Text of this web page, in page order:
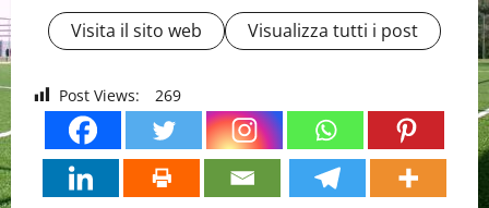
Visita il sito web Visualizza tutti i post
Post Views: 269